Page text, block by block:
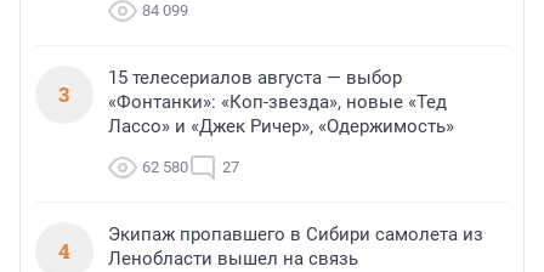
84 099
3
15 телесериалов августа — выбор
«Фонтанки»: «Коп-звезда», новые «Тед
Лассо» и «Джек Ричер», «Одержимость»
62 580 27
4
Экипаж пропавшего в Сибири самолета из
Ленобласти вышел на связь